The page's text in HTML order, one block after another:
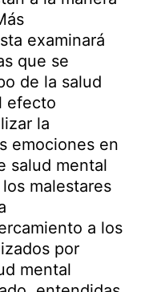
examinará
que se
de la salud
efecto
la
emociones en
salud mental
malestares
a los
por
mental